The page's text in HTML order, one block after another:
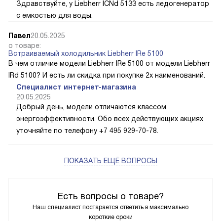
Есть вопросы о товаре?
Наш специалист постарается ответить в максимально
короткие сроки
Здравствуйте, у Liebherr ICNd 5133 есть ледогенератор
с емкостью для воды.
Павел20.05.2025
о товаре:
Встраиваемый холодильник Liebherr IRe 5100
В чем отличие модели Liebherr IRe 5100 от модели Liebherr
IRd 5100? И есть ли скидка при покупке 2х наименований.
Специалист интернет-магазина
20.05.2025
Добрый день, модели отличаются классом
энергоэффективности. Обо всех действующих акциях
уточняйте по телефону +7 495 929-70-78.
ПОКАЗАТЬ ЕЩЁ ВОПРОСЫ